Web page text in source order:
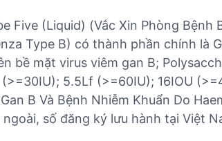
Five (Liquid) (Vắc Xin Phòng Bệnh
Type B) có thành phần chính là
bề mặt virus viêm gan B;
5.5Lf (>=60IU); 16IOU
B Và Bệnh Nhiễm Khuẩn Do
số đăng ký lưu hành tại Việt